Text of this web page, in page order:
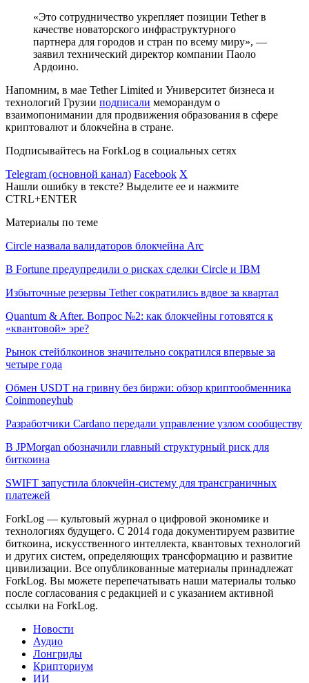
«Это сотрудничество укрепляет позиции Tether в
качестве новаторского инфраструктурного
партнера для городов и стран по всему миру», —
заявил технический директор компании Паоло
Ардоино.
Напомним, в мае Tether Limited и Университет бизнеса и
технологий Грузии подписали меморандум о
взаимопонимании для продвижения образования в сфере
криптовалют и блокчейна в стране.
Подписывайтесь на ForkLog в социальных сетях
Telegram (основной канал) Facebook X
Нашли ошибку в тексте? Выделите ее и нажмите
CTRL+ENTER
Материалы по теме
Circle назвала валидаторов блокчейна Arc
В Fortune предупредили о рисках сделки Circle и IBM
Избыточные резервы Tether сократились вдвое за квартал
Quantum & After. Вопрос №2: как блокчейны готовятся к
«квантовой» эре?
Рынок стейблкоинов значительно сократился впервые за
четыре года
Обмен USDT на гривну без биржи: обзор криптообменника
Coinmoneyhub
Разработчики Cardano передали управление узлом сообществу
В JPMorgan обозначили главный структурный риск для
биткоина
SWIFT запустила блокчейн-систему для трансграничных
платежей
ForkLog — культовый журнал о цифровой экономике и
технологиях будущего. С 2014 года документируем развитие
биткоина, искусственного интеллекта, квантовых технологий
и других систем, определяющих трансформацию и развитие
цивилизации. Все опубликованные материалы принадлежат
ForkLog. Вы можете перепечатывать наши материалы только
после согласования с редакцией и с указанием активной
ссылки на ForkLog.
Новости
Аудио
Лонгриды
Крипториум
ИИ